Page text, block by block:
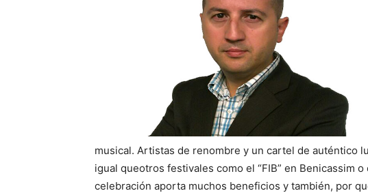
musical. Artistas de renombre y un cartel de auténtico
igual queotros festivales como el “FIB” en Benicassim
celebración aporta muchos beneficios y también, por